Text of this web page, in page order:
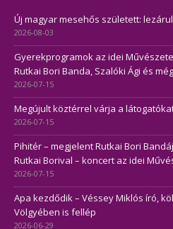
Új magyar mesehős született:
2026-08-03
Gyerekprogramok az idei
Rutkai Bori Banda, Szalóki Ági és
2026-07-15
Megújult köztérrel várja a
2026-07-15
Pihitér – megjelent Rutkai Bori
Rutkai Borival – koncert az idei
2026-07-15
Apa kezdődik – Véssey Miklós író,
Völgyében is fellép
2026-06-29